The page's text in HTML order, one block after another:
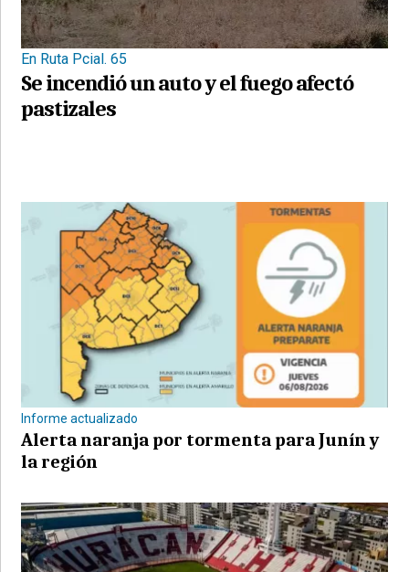
En Ruta Pcial. 65
Se incendió un auto y el fuego afectó
pastizales
Informe actualizado
Alerta naranja por tormenta para Junín y
la región